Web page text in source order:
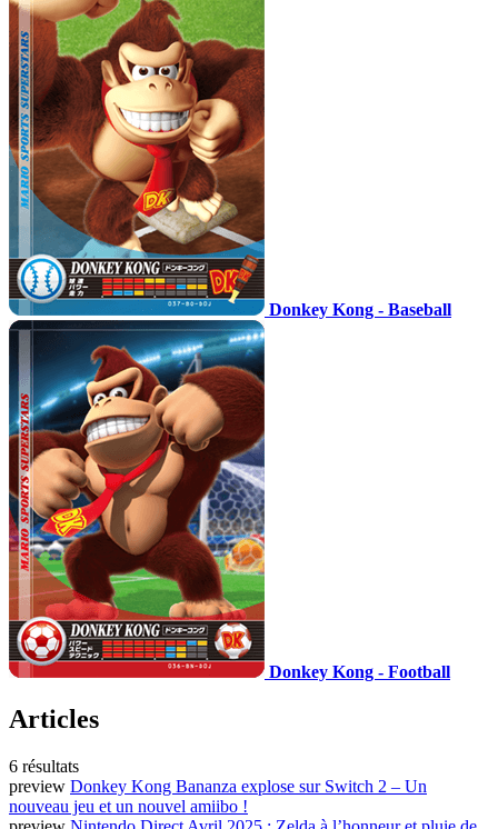
Donkey Kong - Baseball
Donkey Kong - Football
Articles
6 résultats
preview Donkey Kong Bananza explose sur Switch 2 – Un
nouveau jeu et un nouvel amiibo !